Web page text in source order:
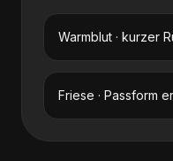
Warmblut · kurzer
Friese · Passform